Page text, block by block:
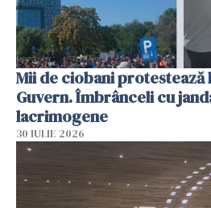
Mii de ciobani protestează
Guvern. Îmbrânceli cu
lacrimogene
30 IULIE 2026